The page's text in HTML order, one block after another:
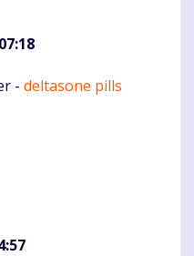
- deltasone pills